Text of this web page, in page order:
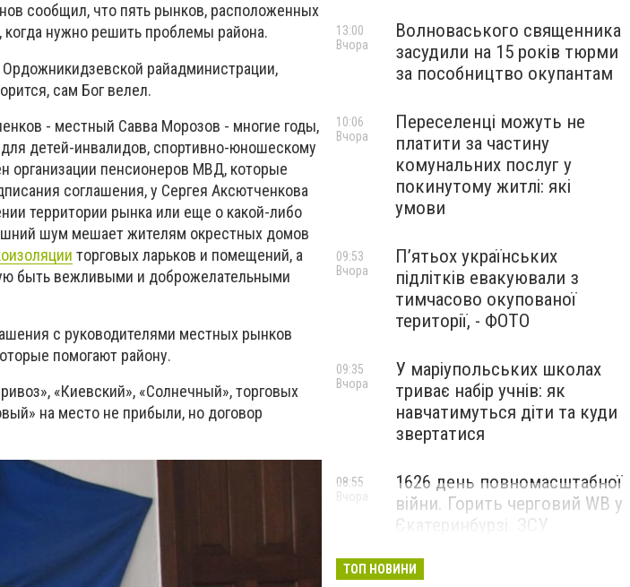
сообщил, что пять рынков, расположенных
когда нужно решить проблемы района.
райадминистрации,
сам Бог велел.
- местный Савва Морозов - многие годы,
детей-инвалидов, спортивно-юношескому
организации пенсионеров МВД, которые
соглашения, у Сергея Аксютченкова
территории рынка или еще о какой-либо
шум мешает жителям окрестных домов
торговых ларьков и помещений, а
быть вежливыми и доброжелательными
с руководителями местных рынков
помогают району.
«Киевский», «Солнечный», торговых
на место не прибыли, но договор
Волноваського священника
засудили на 15 років тюрми
за пособництво окупантам
13:00
Вчора
Переселенці можуть не
платити за частину
комунальних послуг у
покинутому житлі: які
умови
10:06
Вчора
П’ятьох українських
підлітків евакуювали з
тимчасово окупованої
території, - ФОТО
09:53
Вчора
У маріупольських школах
триває набір учнів: як
навчатимуться діти та куди
звертатися
09:35
Вчора
1626 день повномасштабної
війни. Горить черговий WB у
Єкатеринбурзі. ЗСУ
Маріуполі
08:55
Вчора
ТОП НОВИНИ